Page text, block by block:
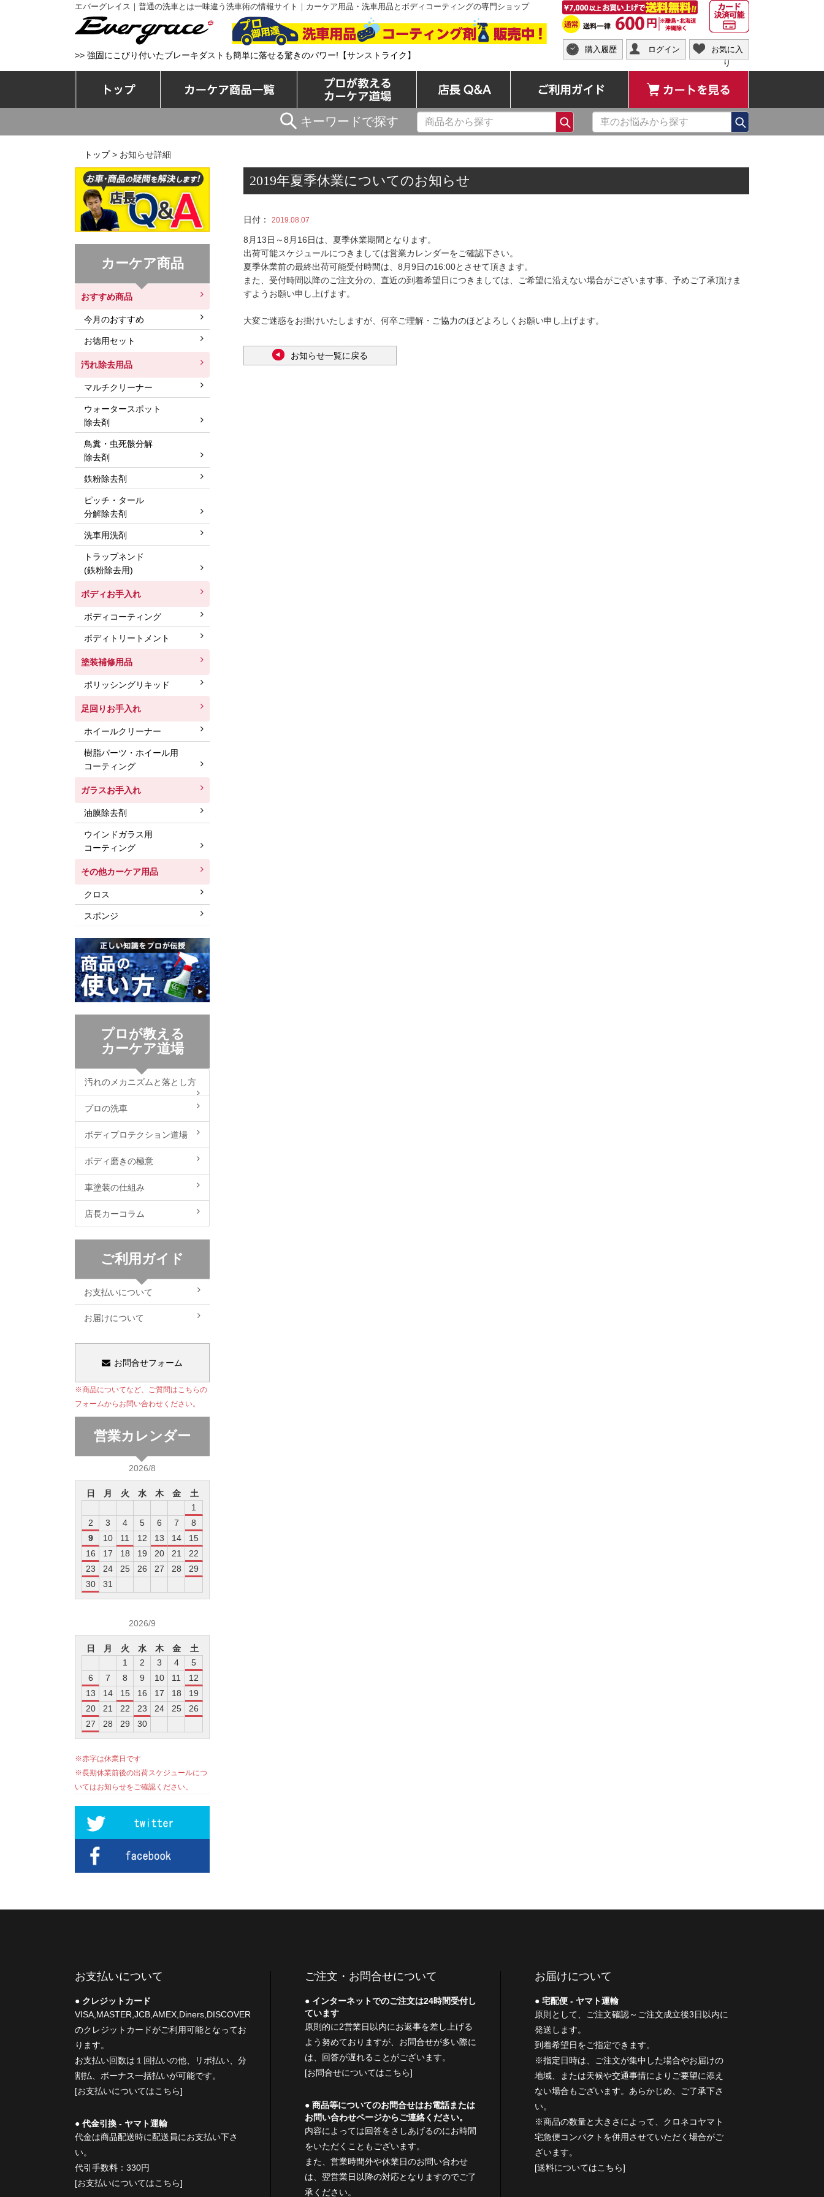
エバーグレイス｜普通の洗車とは一味違う洗車術の情報サイト｜カーケア用品・洗車用品とボディコーティングの専門ショップ
エバーグレイス/洗車用品とコーティングの専門ショップ
>> 強固にこびり付いたブレーキダストも簡単に落せる驚きのパワー!【サンストライク】
購入履歴 ログイン
お気に入
り
カーケア商品一覧
検索
検索
キーワードで探す
トップ> お知らせ詳細
2019年夏季休業についてのお知らせ
日付： 2019.08.07
8月13日～8月16日は、夏季休業期間となります。
出荷可能スケジュールにつきましては営業カレンダーをご確認下さい。
夏季休業前の最終出荷可能受付時間は、8月9日の16:00とさせて頂きます。
また、受付時間以降のご注文分の、直近の到着希望日につきましては、ご希望に沿えない場合がございます事、予めご了承頂けま
すようお願い申し上げます。
大変ご迷惑をお掛けいたしますが、何卒ご理解・ご協力のほどよろしくお願い申し上げます。
お知らせ一覧に戻る
カーケア商品
おすすめ商品
今月のおすすめ
お徳用セット
汚れ除去用品
マルチクリーナー
ウォータースポット
除去剤
鳥糞・虫死骸分解
除去剤
鉄粉除去剤
ピッチ・タール
分解除去剤
洗車用洗剤
トラップネンド
(鉄粉除去用)
ボディお手入れ
ボディコーティング
ボディトリートメント
塗装補修用品
ポリッシングリキッド
足回りお手入れ
ホイールクリーナー
樹脂パーツ・ホイール用
コーティング
ガラスお手入れ
油膜除去剤
ウインドガラス用
コーティング
その他カーケア用品
クロス
スポンジ
プロが教える
カーケア道場
汚れのメカニズムと落とし方
プロの洗車
ボディプロテクション道場
ボディ磨きの極意
車塗装の仕組み
店長カーコラム
ご利用ガイド
お支払いについて
お届けについて
お問合せフォーム
※商品についてなど、ご質問はこちらの
フォームからお問い合わせください。
営業カレンダー
2026/8
日 月 火 水 木 金
土
1
2
3 4 5 6 7
8
9
10 11 12 13 14
15
16
17 18 19 20 21
22
23
24 25 26 27 28
29
30
31
2026/9
日 月 火 水 木 金
土
1
2 3 4
5
6
7 8 9 10 11
12
13
14 15 16 17 18
19
20
21 22 23 24 25
26
27
28 29 30
※赤字は休業日です
※長期休業前後の出荷スケジュールにつ
いてはお知らせをご確認ください。
お支払いについて
クレジットカード
VISA,MASTER,JCB,AMEX,Diners,DISCOVER
のクレジットカードがご利用可能となってお
ります。
お支払い回数は１回払いの他、リボ払い、分
割払、ボーナス一括払いが可能です。
[お支払いについてはこちら]
代金引換 - ヤマト運輸
代金は商品配送時に配送員にお支払い下さ
い。
代引手数料：330円
[お支払いについてはこちら]
ご注文・お問合せについて
インターネットでのご注文は24時間受付し
ています
原則的に2営業日以内にお返事を差し上げる
よう努めておりますが、お問合せが多い際に
は、回答が遅れることがございます。
[お問合せについてはこちら]
商品等についてのお問合せはお電話または
お問い合わせページからご連絡ください。
内容によっては回答をさしあげるのにお時間
をいただくこともございます。
また、営業時間外や休業日のお問い合わせ
は、翌営業日以降の対応となりますのでご了
承ください。
お届けについて
宅配便 - ヤマト運輸
原則として、ご注文確認～ご注文成立後3日以内に
発送します。
到着希望日をご指定できます。
※指定日時は、ご注文が集中した場合やお届けの
地域、または天候や交通事情によりご要望に添え
ない場合もございます。あらかじめ、ご了承下さ
い。
※商品の数量と大きさによって、クロネコヤマト
宅急便コンパクトを併用させていただく場合がご
ざいます。
[送料についてはこちら]